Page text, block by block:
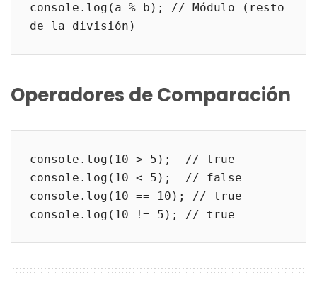
console.log(a % b); // Módulo (resto
de la división)
Operadores de Comparación
console.log(10 > 5);  // true
console.log(10 < 5);  // false
console.log(10 == 10); // true
console.log(10 != 5); // true